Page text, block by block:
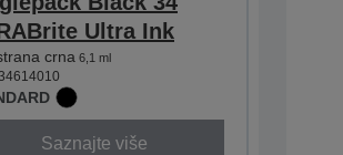
Ultra Ink
crna 6,1 ml
Saznajte više